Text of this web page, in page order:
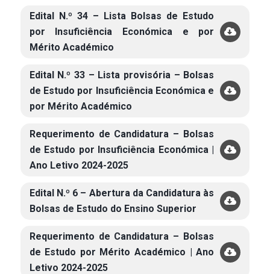
Edital N.º 34 – Lista Bolsas de Estudo
por Insuficiência Económica e por
Mérito Académico
Edital N.º 33 – Lista provisória – Bolsas
de Estudo por Insuficiência Económica e
por Mérito Académico
Requerimento de Candidatura – Bolsas
de Estudo por Insuficiência Económica |
Ano Letivo 2024-2025
Edital N.º 6 – Abertura da Candidatura às
Bolsas de Estudo do Ensino Superior
Requerimento de Candidatura – Bolsas
de Estudo por Mérito Académico | Ano
Letivo 2024-2025